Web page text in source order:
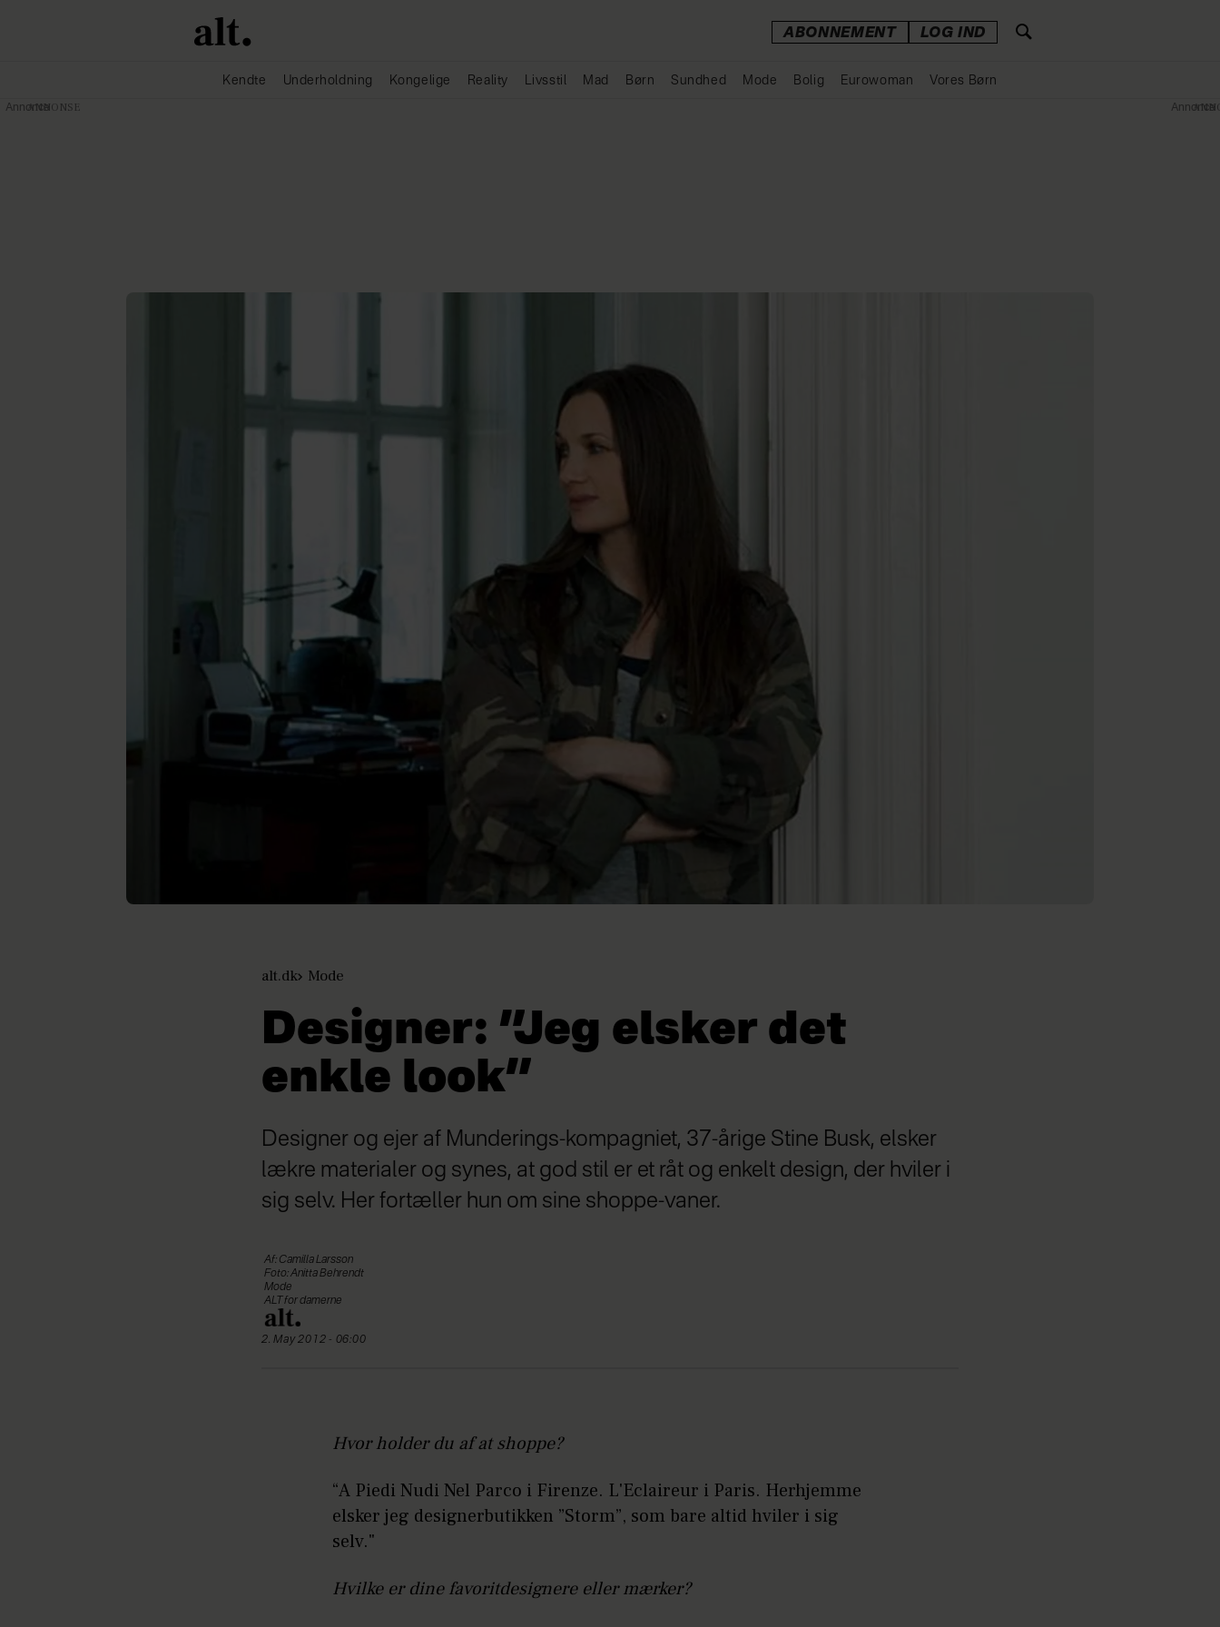
ABONNEMENT LOG IND
Kendte Underholdning Kongelige Reality Livsstil Mad Børn Sundhed Mode Bolig Eurowoman Vores Børn
alt.dk Mode
Designer: ”Jeg elsker det
enkle look”
Designer og ejer af Munderings-kompagniet, 37-årige Stine Busk, elsker
lækre materialer og synes, at god stil er et råt og enkelt design, der hviler i
sig selv. Her fortæller hun om sine shoppe-vaner.
Af: Camilla Larsson
Foto: Anitta Behrendt
Mode
ALT for damerne
2. May 2012 - 06:00
Hvor holder du af at shoppe?
“A Piedi Nudi Nel Parco i Firenze. L'Eclaireur i Paris. Herhjemme
elsker jeg designerbutikken ”Storm”, som bare altid hviler i sig
selv."
Hvilke er dine favoritdesignere eller mærker?
Annonce Annonce